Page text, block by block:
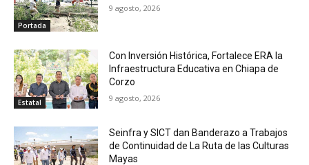
Portada
9 agosto, 2026
Estatal
Con Inversión Histórica, Fortalece ERA la
Infraestructura Educativa en Chiapa de
Corzo
9 agosto, 2026
Seinfra y SICT dan Banderazo a Trabajos
de Continuidad de La Ruta de las Culturas
Mayas